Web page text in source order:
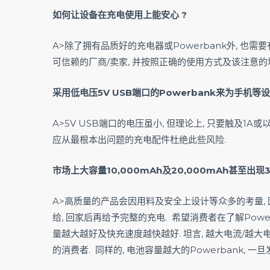
如何让设备在充电使用上能安心 ?
A>除了拥有品质好的充电器或Powerbank外, 也需要
可信赖的厂商/卖家, 并按照正确的使用方式及该注意
采用低电压5V USB端口的Powerbank来为手机等
A>5V USB端口的电压虽小, 但理论上, 只要触及1A
应从最根本出问题的充电配件杜绝此些风险.
市场上大容量10,000mAh及20,000mAh甚至出现
A>高质量的产品会因用料及安全上设计等众多的考
给, 回家后再给予完整的充电. 希望消费者在了解
量越大越好及快充速度越快越好. 坦言, 越大电流/越大
的消费者. 同样的, 电池容量越大的Powerbank, 一旦